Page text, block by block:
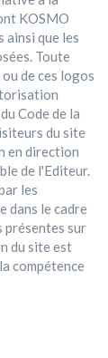
KOSMO
ainsi que les
Toute
de ces logos
Code de la
du site
en direction
de l'Editeur.
les
dans le cadre
présentes sur
du site est
compétence